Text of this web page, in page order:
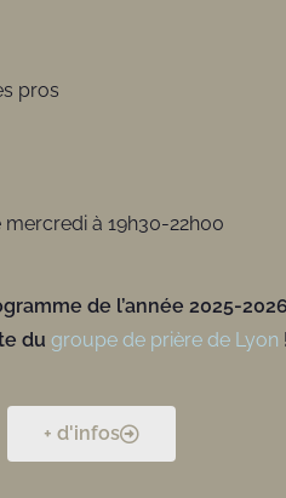
pros
à 19h30-22h00
de l’année 2025-2026
du groupe de prière de Lyon !
+ d'infos